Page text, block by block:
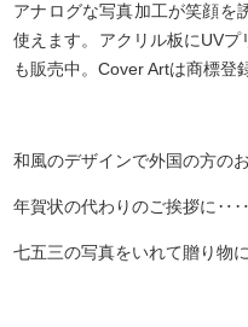
アナログな写真加工が笑顔を
使えます。アクリル板にUVプ
も販売中。Cover Artは商標登
和風のデザインで外国の方の
年賀状の代わりのご挨拶に‥‥
七五三の写真をいれて贈り物